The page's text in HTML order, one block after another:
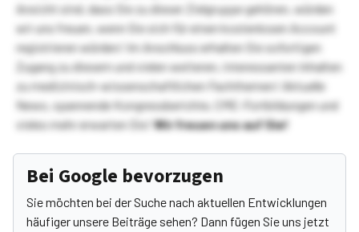
Ansicht sind, dass Sie zu dieser Zielgruppe gehören, würden
wir uns freuen, wenn Sie sich für einen kostenlosen Account
registrieren würden! Im Anschluss erhalten Sie sofortigen
Zugang zu diesem und vielen weiteren, interessanten Inhalten
zu medizinisch-wissenschaftlichen Fachthemen! Aktuelle
News, spannende Kongressberichte, CME-Fortbildungen und
vieles mehr erwarten Sie!Wir freuen uns auf Sie!
Bei Google bevorzugen
Sie möchten bei der Suche nach aktuellen Entwicklungen
häufiger unsere Beiträge sehen? Dann fügen Sie uns jetzt